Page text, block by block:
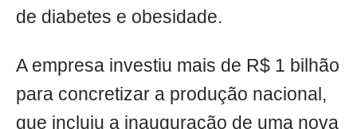
de diabetes e obesidade.
A empresa investiu mais de R$ 1 bilhão
para concretizar a produção nacional,
que incluiu a inauguração de uma nova